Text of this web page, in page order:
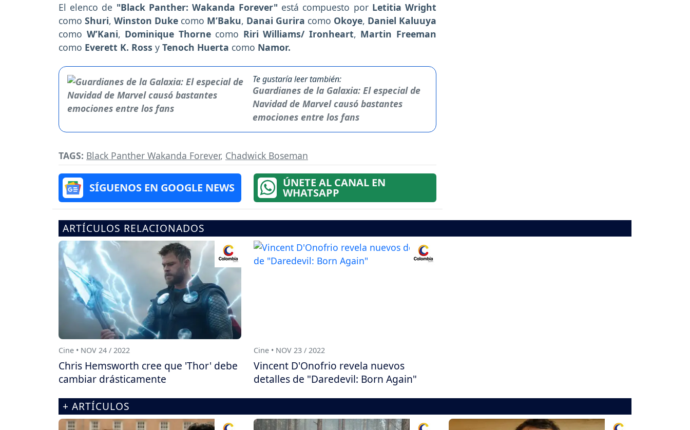
El elenco de "Black Panther: Wakanda Forever" está compuesto porLetitia Wright
como Shuri, Winston Duke como M’Baku, Danai Gurira como Okoye, Daniel Kaluuya
como W’Kani, Dominique Thornecomo Riri Williams/ Ironheart, Martin Freeman
como Everett K. Ross y Tenoch Huerta como Namor.
Te gustaría leer también:
Guardianes de la Galaxia: El especial de
Navidad de Marvel causó bastantes
emociones entre los fans
TAGS: Black Panther Wakanda Forever, Chadwick Boseman
SÍGUENOS EN GOOGLE NEWS ÚNETE AL CANAL EN
WHATSAPP
ARTÍCULOS RELACIONADOS
Cine • NOV 24 / 2022
Chris Hemsworth cree que 'Thor' debe
cambiar drásticamente
Cine • NOV 23 / 2022
Vincent D'Onofrio revela nuevos
detalles de "Daredevil: Born Again"
+ ARTÍCULOS